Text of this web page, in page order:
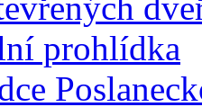
prohlídka